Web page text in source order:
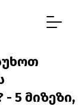
- 5 მიზეზი,